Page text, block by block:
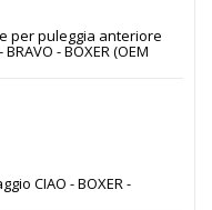
per puleggia anteriore
- BOXER (OEM
CIAO - BOXER -